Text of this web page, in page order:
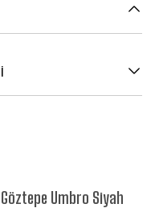
Göztepe Umbro Siyah